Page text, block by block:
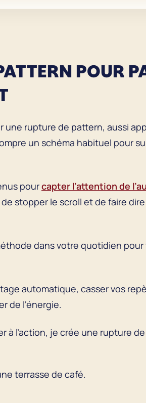
POUR
une rupture de pattern, aussi
un schéma habituel pour
pourcapter l’attention de
stopper le scroll et de faire dire
dans votre quotidien pour
automatique, casser vos
de l’énergie.
à l’action, je crée une rupture
terrasse de café.